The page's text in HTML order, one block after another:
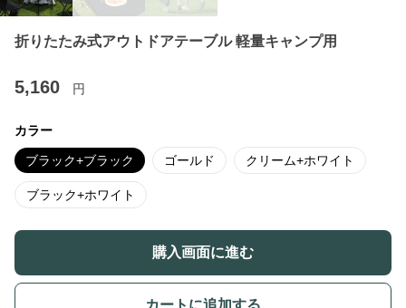
折りたたみ式アウトドアテーブル 軽量キャンプ用
5,160 円
カラー
ブラック+ブラック ゴールド クリーム+ホワイト
ブラック+ホワイト
購入画面に進む
カートに追加する